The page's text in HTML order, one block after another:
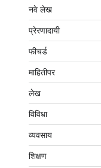
नवे लेख
प्रेरणादायी
फीचर्ड
माहितीपर
लेख
विविधा
व्यवसाय
शिक्षण